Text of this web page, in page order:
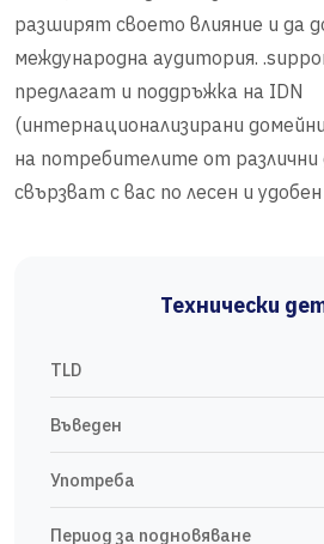
разширят своето влияние и да
международна аудитория.
предлагат и поддръжка на IDN
(интернационализирани
на потребителите от различни
свързват с вас по лесен и удобен
Технически
TLD
Въведен
Употреба
Период за подновяване